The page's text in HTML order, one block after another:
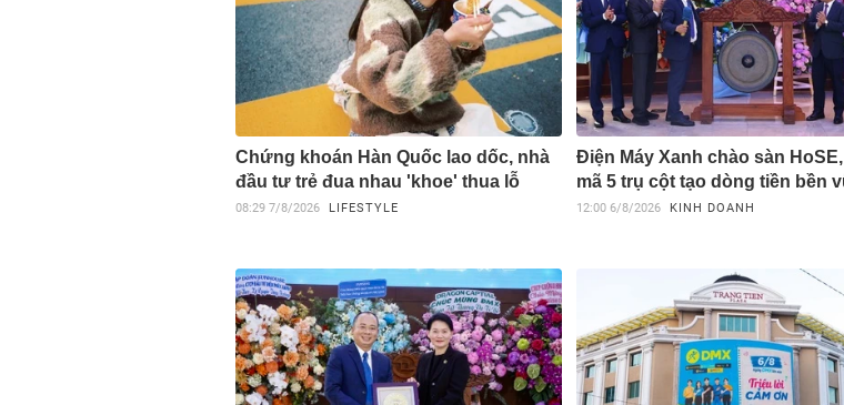
Chứng khoán Hàn Quốc lao dốc, nhà
đầu tư trẻ đua nhau 'khoe' thua lỗ
08:29 7/8/2026 LIFESTYLE
Điện Máy Xanh chào sàn
mã 5 trụ cột tạo dòng tiền bền
12:00 6/8/2026 KINH DOANH